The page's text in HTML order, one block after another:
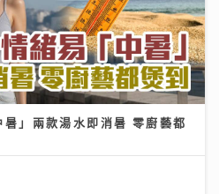
」兩款湯水即消暑 零廚藝都
權跨界出歌《錯過了沒下次》
錄音勁緊張